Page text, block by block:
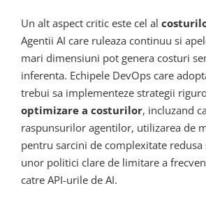
Un alt aspect critic este cel al
Agentii AI care ruleaza continuu si
mari dimensiuni pot genera costuri
inferenta. Echipele DevOps care
trebui sa implementeze strategii
optimizare a costurilor, incluzand
raspunsurilor agentilor, utilizarea de
pentru sarcini de complexitate
unor politici clare de limitare a
catre API-urile de AI.